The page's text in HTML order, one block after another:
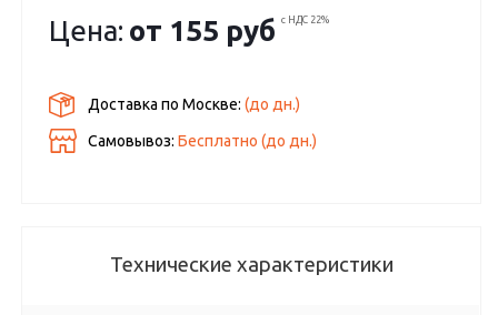
Цена: от 155 руб с НДС 22%
Доставка по Москве:(до дн.)
Самовывоз:Бесплатно (до дн.)
Технические характеристики